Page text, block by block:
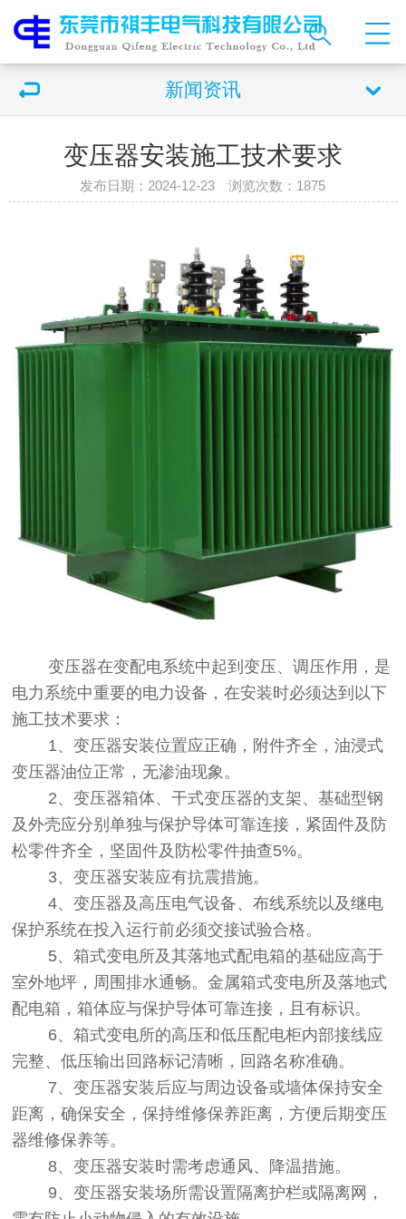
新闻资讯
变压器安装施工技术要求
发布日期：2024-12-23 浏览次数： 1875
变压器在变配电系统中起到变压、调压作用，是
电力系统中重要的电力设备，在安装时必须达到以下
施工技术要求：
1、变压器安装位置应正确，附件齐全，油浸式
变压器油位正常，无渗油现象。
2、变压器箱体、干式变压器的支架、基础型钢
及外壳应分别单独与保护导体可靠连接，紧固件及防
松零件齐全，坚固件及防松零件抽查5%。
3、变压器安装应有抗震措施。
4、变压器及高压电气设备、布线系统以及继电
保护系统在投入运行前必须交接试验合格。
5、箱式变电所及其落地式配电箱的基础应高于
室外地坪，周围排水通畅。金属箱式变电所及落地式
配电箱，箱体应与保护导体可靠连接，且有标识。
6、箱式变电所的高压和低压配电柜内部接线应
完整、低压输出回路标记清晰，回路名称准确。
7、变压器安装后应与周边设备或墙体保持安全
距离，确保安全，保持维修保养距离，方便后期变压
器维修保养等。
8、变压器安装时需考虑通风、降温措施。
9、变压器安装场所需设置隔离护栏或隔离网，